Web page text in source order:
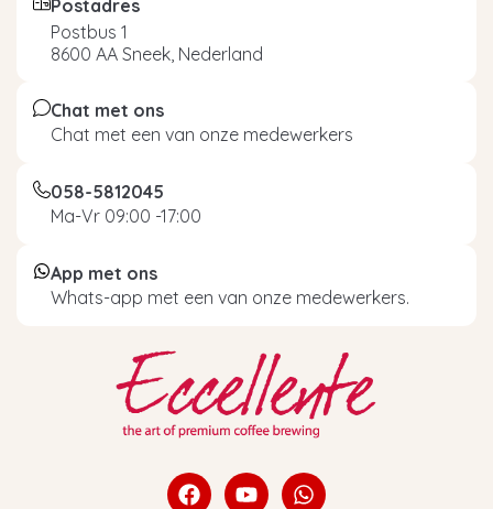
Postadres
Postbus 1
8600 AA Sneek, Nederland
Chat met ons
Chat met een van onze medewerkers
058-5812045
Ma-Vr 09:00 -17:00
App met ons
Whats-app met een van onze medewerkers.